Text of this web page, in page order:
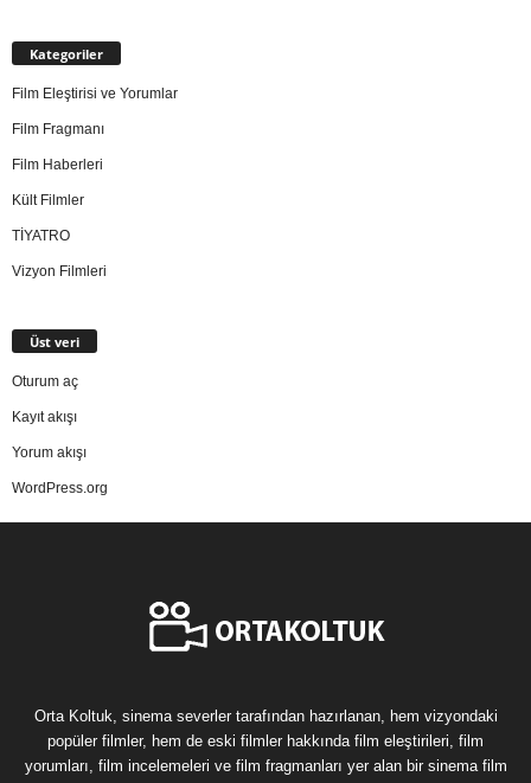
Kategoriler
Film Eleştirisi ve Yorumlar
Film Fragmanı
Film Haberleri
Kült Filmler
TİYATRO
Vizyon Filmleri
Üst veri
Oturum aç
Kayıt akışı
Yorum akışı
WordPress.org
Orta Koltuk, sinema severler tarafından hazırlanan, hem vizyondaki
popüler filmler, hem de eski filmler hakkında film eleştirileri, film
yorumları, film incelemeleri ve film fragmanları yer alan bir sinema film